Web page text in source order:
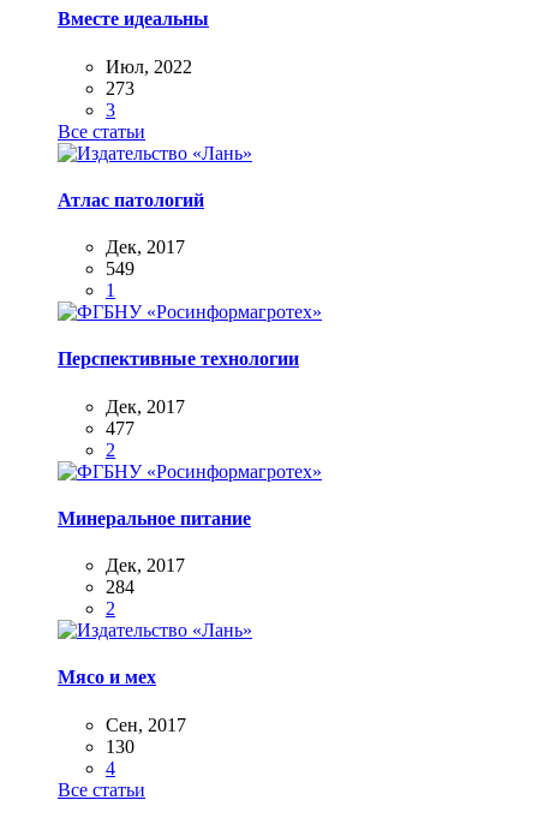
Вместе идеальны
Июл, 2022
273
3
Все статьи
Атлас патологий
Дек, 2017
549
1
Перспективные технологии
Дек, 2017
477
2
Минеральное питание
Дек, 2017
284
2
Мясо и мех
Сен, 2017
130
4
Все статьи